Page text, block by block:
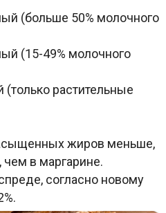
(больше 50% молочного
(15-49% молочного
(только растительные
жиров меньше,
в маргарине.
согласно новому